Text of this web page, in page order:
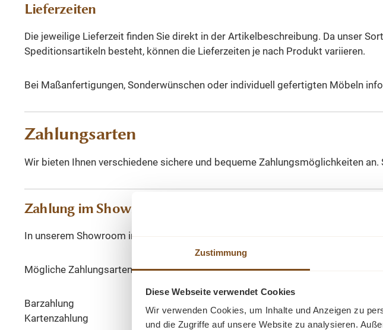
Zustimmung
Diese Webseite verwendet Cookies
Wir verwenden Cookies, um Inhalte und Anzeigen zu
und die Zugriffe auf unsere Website zu analysieren.
Lieferzeiten
Die jeweilige Lieferzeit finden Sie direkt in der Artikelbeschreibung. Da unser
Speditionsartikeln besteht, können die Lieferzeiten je nach Produkt variieren.
Bei Maßanfertigungen, Sonderwünschen oder individuell gefertigten Möbeln
Zahlungsarten
Wir bieten Ihnen verschiedene sichere und bequeme Zahlungsmöglichkeiten
Zahlung im Showroom
In unserem Showroom in Neuss können Sie bequem vor Ort bezahlen.
Mögliche Zahlungsarten im Store:
Barzahlung
Kartenzahlung